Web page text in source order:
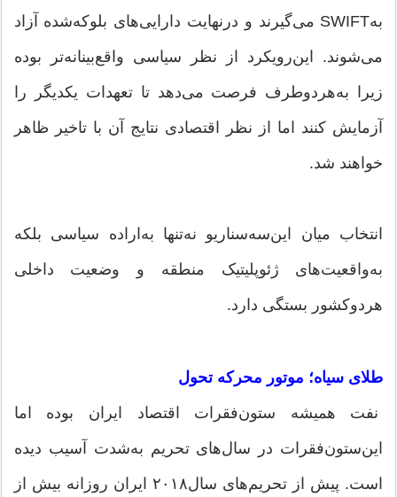
به‌SWIFT می‌گیرند و درنهایت دارایی‌های بلوکه‌شده آزاد
می‌شوند. این‌رویکرد از نظر سیاسی واقع‌بینانه‌تر بوده
زیرا به‌هردوطرف فرصت می‌دهد تا تعهدات یکدیگر را
آزمایش کنند اما از نظر اقتصادی نتایج آن با تاخیر ظاهر
خواهند شد.
انتخاب میان این‌سه‌سناریو نه‌تنها به‌اراده سیاسی بلکه
به‌واقعیت‌های ژئوپلیتیک منطقه و وضعیت داخلی
هردوکشور بستگی دارد.
طلای سیاه؛ موتور محرکه تحول
نفت همیشه ستون‌فقرات اقتصاد ایران بوده اما
این‌ستون‌فقرات در سال‌های تحریم به‌شدت آسیب دیده
است. پیش از تحریم‌های سال۲۰۱۸ ایران روزانه بیش از